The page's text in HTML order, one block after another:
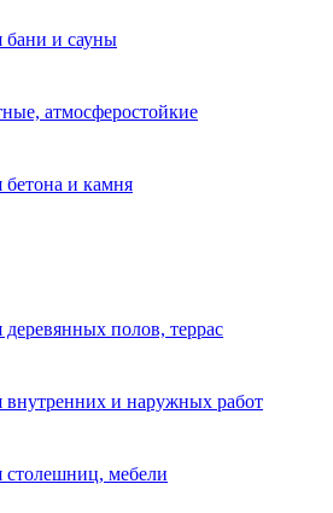
бани и сауны
атмосферостойкие
бетона и камня
деревянных полов, террас
внутренних и наружных работ
столешниц, мебели